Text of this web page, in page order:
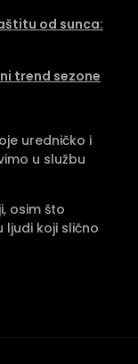
od sunca:
trend sezone
uredničko i
u službu
osim što
ljudi koji slično